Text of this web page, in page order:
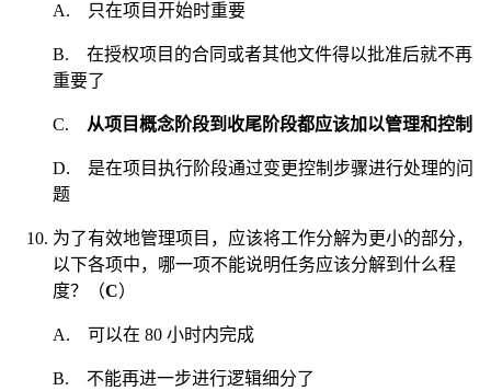
A. 只在项目开始时重要
B. 在授权项目的合同或者其他文件得以批准后就不再
重要了
C. 从项目概念阶段到收尾阶段都应该加以管理和控制
D. 是在项目执行阶段通过变更控制步骤进行处理的问
题
为了有效地管理项目，应该将工作分解为更小的部分，
以下各项中，哪一项不能说明任务应该分解到什么程
度？（C）
A. 可以在 80 小时内完成
B. 不能再进一步进行逻辑细分了